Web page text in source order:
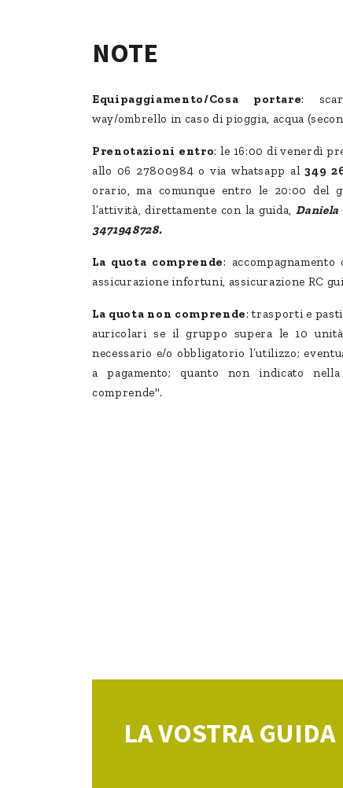
NOTE
Equipaggiamento/Cosa portare:
way/ombrello in caso di pioggia, acqua
Prenotazioni entro: le 16:00 di venerdì
allo 06 27800984 o via whatsapp al349
orario, ma comunque entro le 20:00 del
l’attività, direttamente con la guida,
3471948728.
La quota comprende:
assicurazione infortuni, assicurazione RC
La quota non comprende: trasporti e
auricolari se il gruppo supera le 10
necessario e/o obbligatorio l’utilizzo;
a pagamento; quanto non indicato
comprende".
LA VOSTRA GUIDA